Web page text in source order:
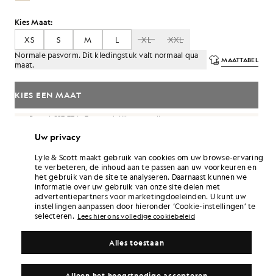
Kies Maat:
XS
S M L XL
XXL
Normale pasvorm. Dit kledingstuk valt normaal qua
maat.
MAATTABEL
KIES EEN MAAT
Betaal £23.33 in 3 maandelijkse termijnen
Thuisbezorging en afhaalpunten. Gratis retouneren ruilen.
Verdien het dubbele! Verdien420-punten
met deze aankoop.
6 points = £ 1,00
AANMELDEN
PRODUCTGEGEVENS
PRODUCTGESCHIKTHEID
SAMENSTELLING EN ONDERHOUD
Uw privacy
Lyle & Scott maakt gebruik van cookies om uw browse-ervaring
te verbeteren, de inhoud aan te passen aan uw voorkeuren en
het gebruik van de site te analyseren. Daarnaast kunnen we
informatie over uw gebruik van onze site delen met
advertentiepartners voor marketingdoeleinden. U kunt uw
instellingen aanpassen door hieronder ‘Cookie-instellingen’ te
selecteren. Lees hier ons volledige cookiebeleid
Alles toestaan